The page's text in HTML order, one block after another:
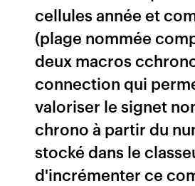
cellules année et
(plage nommée
deux macros
connection qui
valoriser le signet
chrono à partir du
stocké dans le
d'incrémenter ce